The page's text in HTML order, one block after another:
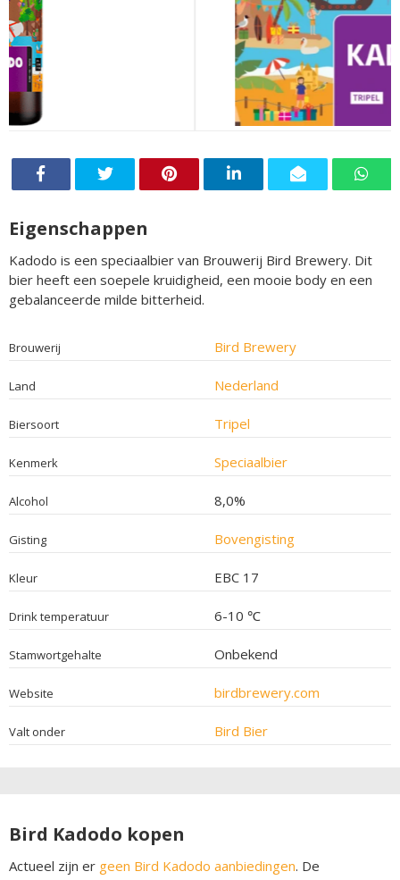
Eigenschappen
Kadodo is een speciaalbier van Brouwerij Bird Brewery. Dit
bier heeft een soepele kruidigheid, een mooie body en een
gebalanceerde milde bitterheid.
Brouwerij Bird Brewery
Land Nederland
Biersoort Tripel
Kenmerk Speciaalbier
Alcohol 8,0%
Gisting Bovengisting
Kleur EBC 17
Drink temperatuur 6-10 ℃
Stamwortgehalte Onbekend
Website birdbrewery.com
Valt onder Bird Bier
Bird Kadodo kopen
Actueel zijn er geen Bird Kadodo aanbiedingen. De